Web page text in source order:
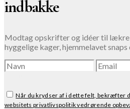
indbakke
Modtag opskrifter og idéer til lækre
hyggelige kager, hjemmelavet
Når du krydser af i dette felt, bekræfter
websitets privatlivspolitik vedrørende